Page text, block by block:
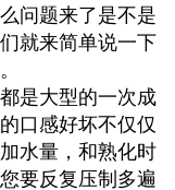
问题来了是不是
就来简单说一下
是大型的一次成
口感好坏不仅仅
水量，和熟化时
要反复压制多遍